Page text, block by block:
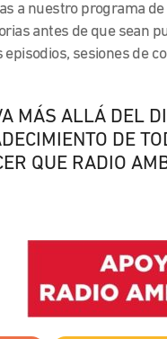
a nuestro programa
antes de que sean
sesiones de
MÁS ALLÁ DEL
DE
QUE RADIO